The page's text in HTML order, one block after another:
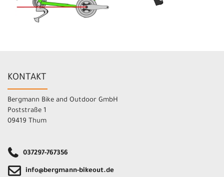
KONTAKT
Bergmann Bike and Outdoor GmbH
Poststraße 1
09419 Thum
037297-767356
info@bergmann-bikeout.de